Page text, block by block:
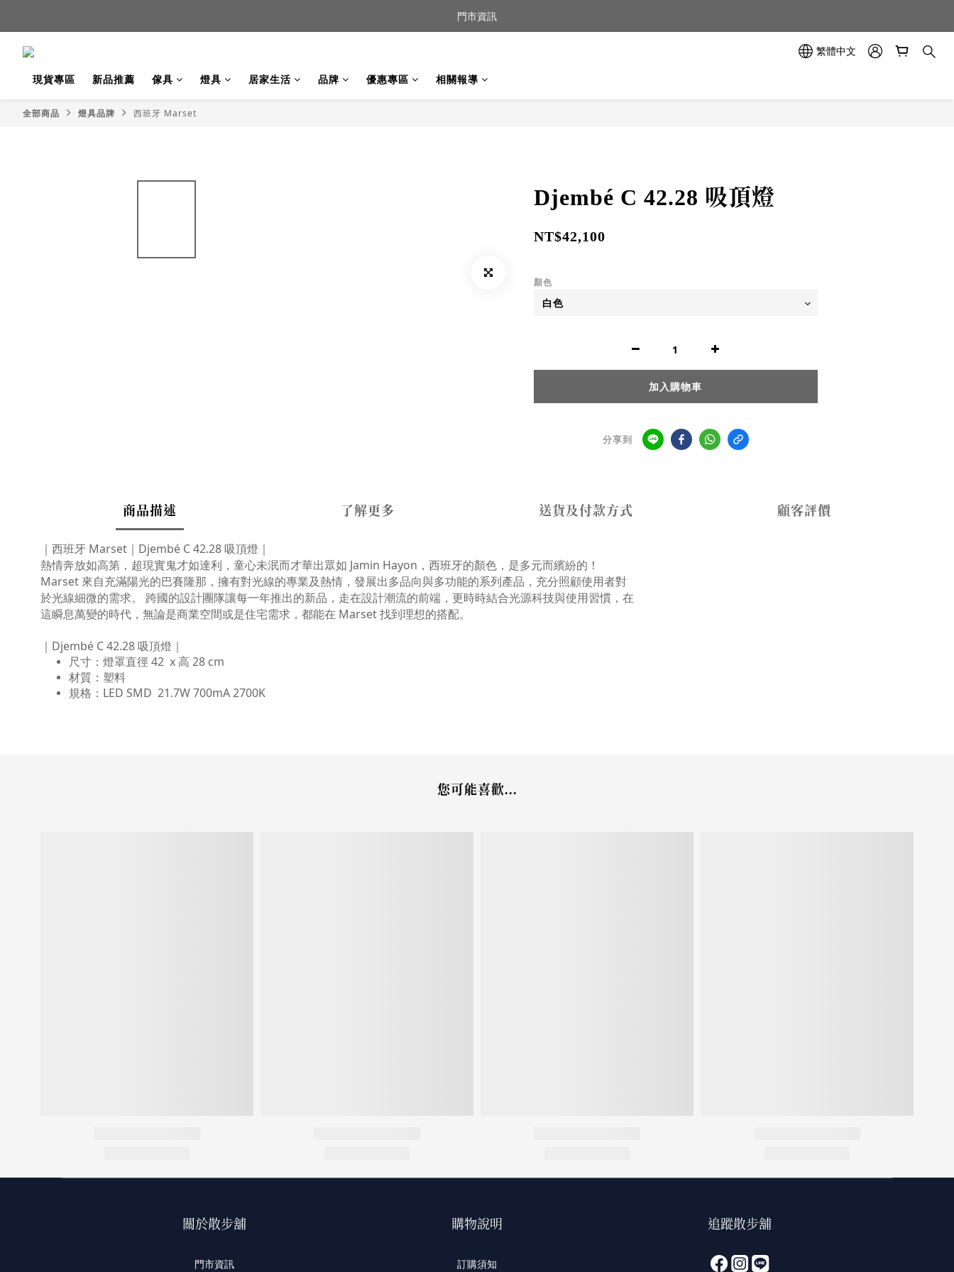
新品到貨｜日本燈具品牌 Ambientec 年度新品 Barcarolle 臺中樂群門市展示中✨
門市資訊
新品到貨｜日本燈具品牌 Ambientec 年度新品 Barcarolle 臺中樂群門市展示中✨
繁體中文
現貨專區 新品推薦 傢具 燈具 居家生活 品牌 優惠專區 相關報導
全部商品 燈具品牌 西班牙 Marset
Djembé C 42.28 吸頂燈
NT$42,100
顏色
加入購物車
分享到
商品描述 了解更多 送貨及付款方式 顧客評價
｜西班牙 Marset｜Djembé C 42.28 吸頂燈｜
熱情奔放如高第，超現實鬼才如達利，童心未泯而才華出眾如 Jamin Hayon，西班牙的顏色，是多元而繽紛的！
Marset 來自充滿陽光的巴賽隆那，擁有對光線的專業及熱情，發展出多品向與多功能的系列產品，充分照顧使用者對
於光線細微的需求。 跨國的設計團隊讓每一年推出的新品，走在設計潮流的前端，更時時結合光源科技與使用習慣，在
這瞬息萬變的時代，無論是商業空間或是住宅需求，都能在 Marset 找到理想的搭配。
｜Djembé C 42.28 吸頂燈｜
尺寸：燈罩直徑 42 x 高 28 cm
材質：塑料
規格：LED SMD 21.7W 700mA 2700K
您可能喜歡...
關於散步舖
門市資訊
購物說明
訂購須知
追蹤散步舖